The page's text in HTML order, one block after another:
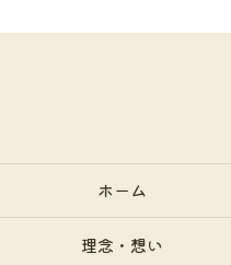
ホーム
理念・想い